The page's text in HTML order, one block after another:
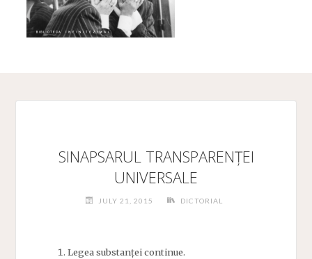
SINAPSARUL TRANSPARENȚEI
UNIVERSALE
JULY 21, 2015 DICTORIAL
Legea substanței continue.